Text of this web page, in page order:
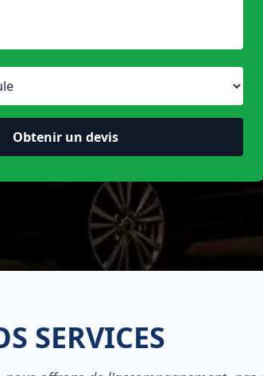
Obtenir un devis
SERVICES